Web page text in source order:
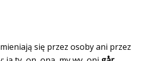
się przez osoby ani przez